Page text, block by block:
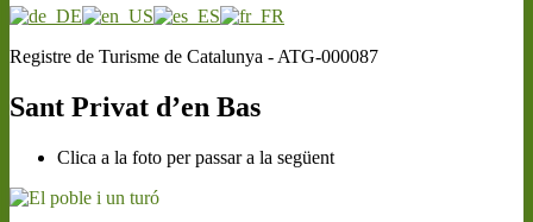
Registre de Turisme de Catalunya - ATG-000087
Sant Privat d’en Bas
Clica a la foto per passar a la següent